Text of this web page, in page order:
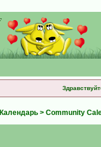
Календарь> Community